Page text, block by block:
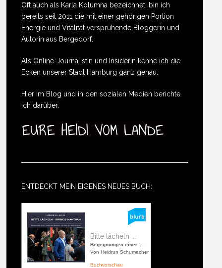
Oft auch als Karla Kolumna bezeichnet, bin ich
bereits seit 2011 die mit einer gehörigen Portion
Energie und Vitalität versprühende Bloggerin und
Autorin aus Bergedorf.
Als Online-Journalistin und Insiderin kenne ich die
Ecken unserer Stadt Hamburg ganz genau.
Hier im Blog und in den sozialen Medien berichte
ich darüber.
ENTDECKT MEIN EIGENES NEUES BUCH:
Bitte lächeln ...
Begegnungen einer ...
Von Heidrun Schumacher
Buchvorschau